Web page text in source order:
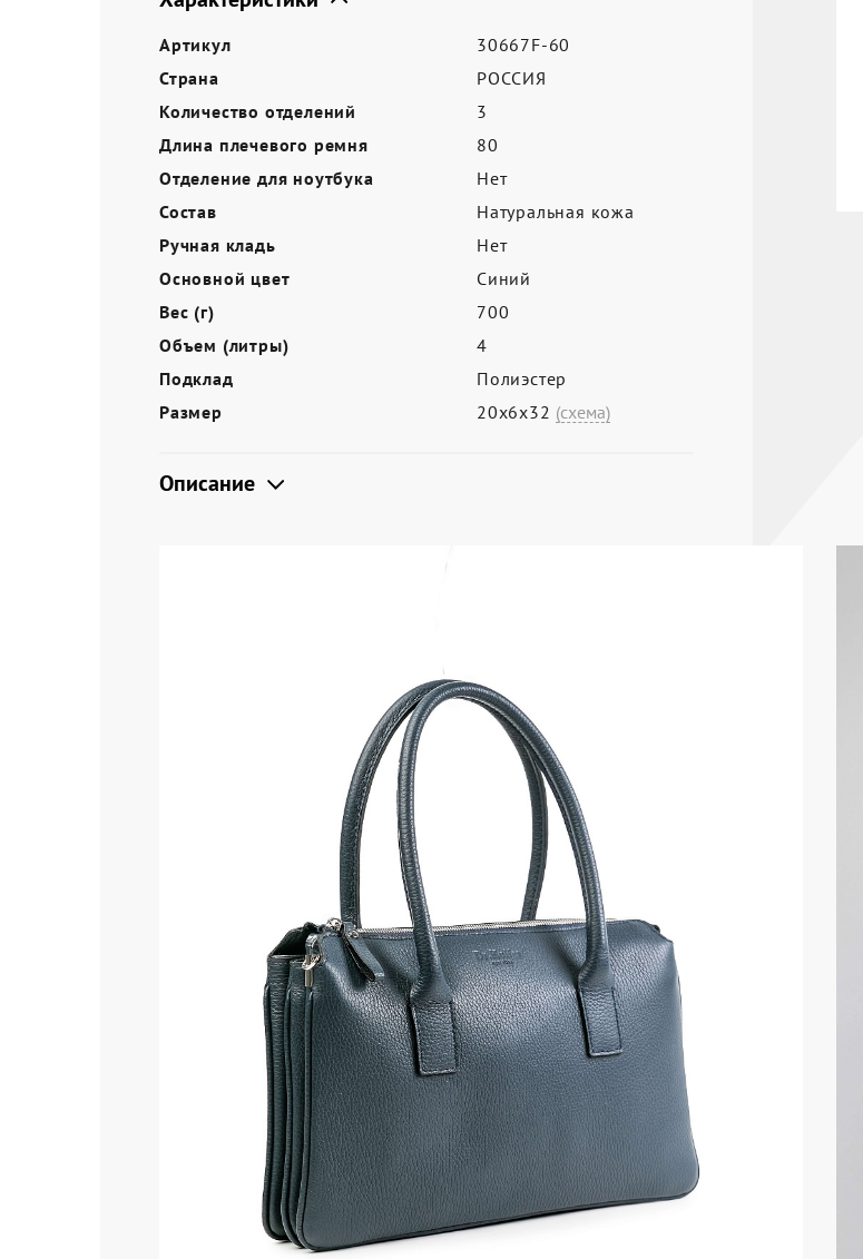
Акции
Артикул
30667F-60
Страна
РОССИЯ
Количество отделений
3
Длина плечевого ремня
80
Отделение для ноутбука
Нет
Состав
Натуральная кожа
Ручная кладь
Нет
Основной цвет
Синий
Вес (г)
700
Объем (литры)
4
Подклад
Полиэстер
Размер
20х6х32 (схема)
Описание